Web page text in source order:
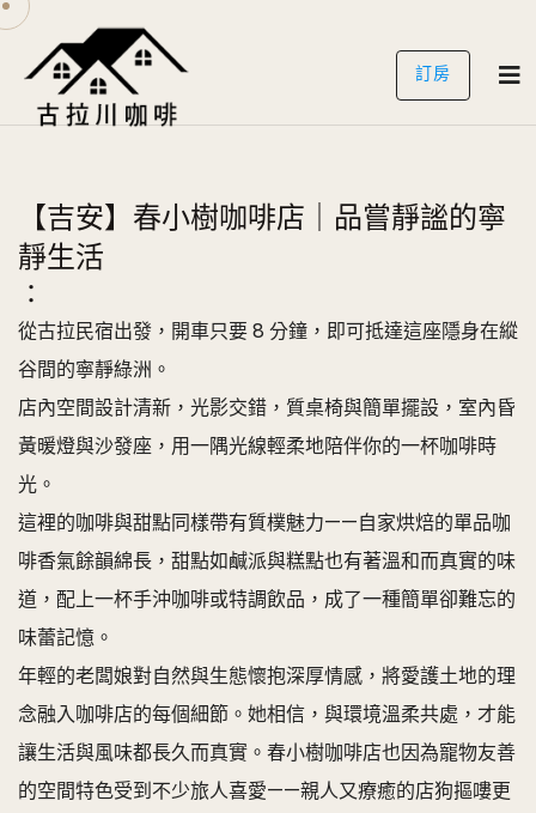
訂房
【吉安】春小樹咖啡店｜品嘗靜謐的寧
靜生活
：
從古拉民宿出發，開車只要 8 分鐘，即可抵達這座隱身在縱
谷間的寧靜綠洲。
店內空間設計清新，光影交錯，質桌椅與簡單擺設，室內昏
黃暖燈與沙發座，用一隅光線輕柔地陪伴你的一杯咖啡時
光。
這裡的咖啡與甜點同樣帶有質樸魅力——自家烘焙的單品咖
啡香氣餘韻綿長，甜點如鹹派與糕點也有著溫和而真實的味
道，配上一杯手沖咖啡或特調飲品，成了一種簡單卻難忘的
味蕾記憶。
年輕的老闆娘對自然與生態懷抱深厚情感，將愛護土地的理
念融入咖啡店的每個細節。她相信，與環境溫柔共處，才能
讓生活與風味都長久而真實。春小樹咖啡店也因為寵物友善
的空間特色受到不少旅人喜愛——親人又療癒的店狗摳嘍更